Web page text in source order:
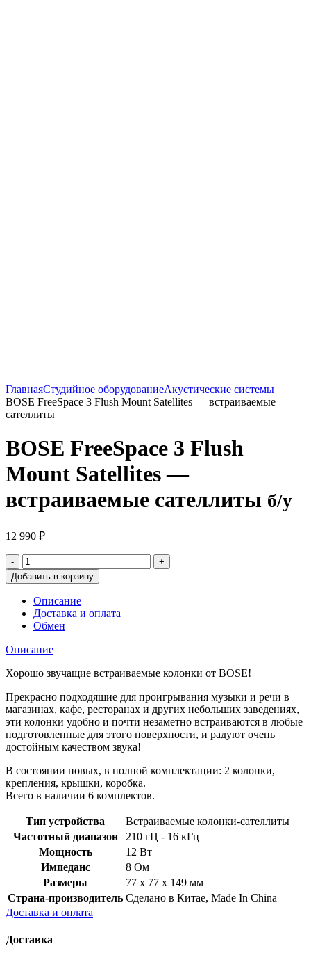
ГлавнаяСтудийное оборудованиеАкустические системы
BOSE FreeSpace 3 Flush Mount Satellites — встраиваемые
сателлиты
BOSE FreeSpace 3 Flush
Mount Satellites —
встраиваемые сателлиты б/у
12 990 ₽
Добавить в корзину
Описание
Доставка и оплата
Обмен
Описание
Хорошо звучащие встраиваемые колонки от BOSE!
Прекрасно подходящие для проигрывания музыки и речи в
магазинах, кафе, ресторанах и других небольших заведениях,
эти колонки удобно и почти незаметно встраиваются в любые
подготовленные для этого поверхности, и радуют очень
достойным качеством звука!
В состоянии новых, в полной комплектации: 2 колонки,
крепления, крышки, коробка.
Всего в наличии 6 комплектов.
Тип устройства
Встраиваемые колонки-сателлиты
Частотный диапазон
210 гЦ - 16 кГц
Мощность
12 Вт
Импеданс
8 Ом
Размеры
77 х 77 х 149 мм
Страна-производитель Сделано в Китае, Made In China
Доставка и оплата
Доставка